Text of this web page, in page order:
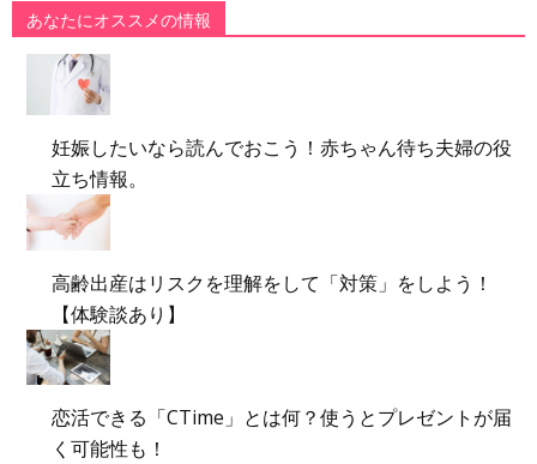
あなたにオススメの情報
妊娠したいなら読んでおこう！赤ちゃん待ち夫婦の役
立ち情報。
高齢出産はリスクを理解をして「対策」をしよう！
【体験談あり】
恋活できる「CTime」とは何？使うとプレゼントが届
く可能性も！